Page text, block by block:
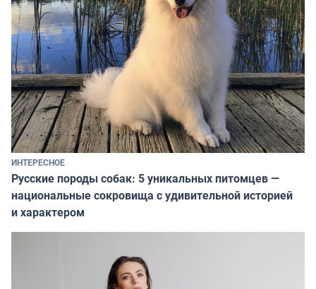
ИНТЕРЕСНОЕ
Русские породы собак: 5 уникальных питомцев —
национальные сокровища с удивительной историей
и характером